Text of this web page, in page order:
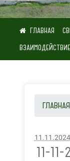
ГЛАВНАЯ
11-